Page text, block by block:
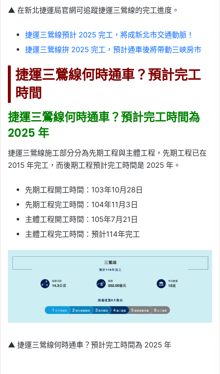
▲ 在新北捷運局官網可追蹤捷運三鶯線的完工進度。
捷運三鶯線預計 2025 完工，將成新北市交通動脈！
捷運三鶯線拚 2025 完工，預計通車後將帶動三峽房市
捷運三鶯線何時通車？預計完工
時間
捷運三鶯線何時通車？預計完工時間為
2025 年
捷運三鶯線施工部分分為先期工程與主體工程，先期工程已在
2015 年完工，而後期工程預計完工時間是 2025 年。
先期工程開工時間：103年10月28日
先期工程完工時間：104年11月3日
主體工程開工時間：105年7月21日
主體工程完工時間：預計114年完工
▲ 捷運三鶯線何時通車？預計完工時間為 2025 年